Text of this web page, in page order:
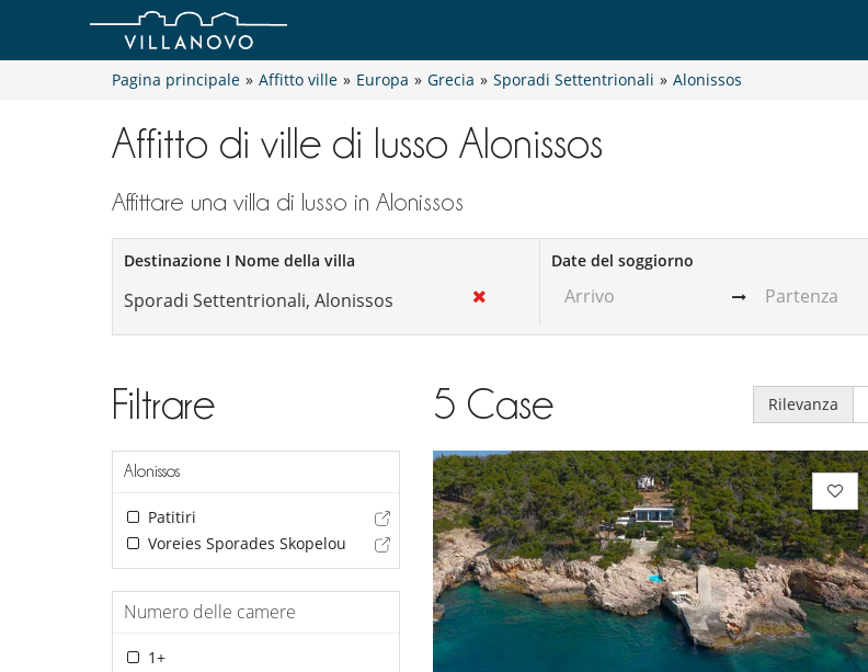
Pagina principale » Affitto ville » Europa » Grecia » Sporadi Settentrionali » Alonissos
Affitto di ville di lusso Alonissos
Affittare una villa di lusso in Alonissos
Destinazione I Nome della villa Date del soggiorno
Filtrare
Alonissos
Patitiri
Voreies Sporades Skopelou
Numero delle camere
1+
5 Case Rilevanza